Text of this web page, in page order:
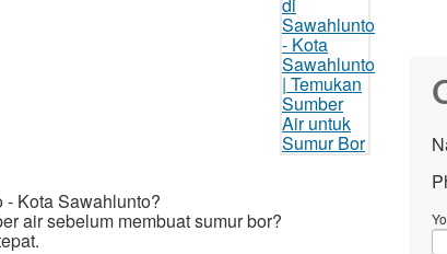
Kota Sawahlunto?
air sebelum membuat sumur bor?